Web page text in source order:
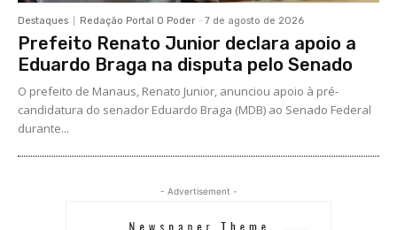
Destaques Redação Portal O Poder - 7 de agosto de 2026
Prefeito Renato Junior declara apoio a
Eduardo Braga na disputa pelo Senado
O prefeito de Manaus, Renato Junior, anunciou apoio à pré-
candidatura do senador Eduardo Braga (MDB) ao Senado Federal
durante...
- Advertisement -